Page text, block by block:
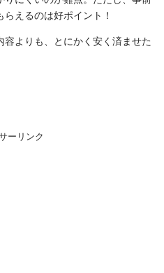
えるのは好ポイント！
よりも、とにかく安く済ませた
ーリンク